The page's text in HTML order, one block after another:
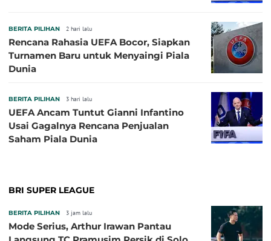
BERITA PILIHAN 2 hari lalu
Rencana Rahasia UEFA Bocor, Siapkan
Turnamen Baru untuk Menyaingi Piala
Dunia
BERITA PILIHAN 3 hari lalu
UEFA Ancam Tuntut Gianni Infantino
Usai Gagalnya Rencana Penjualan
Saham Piala Dunia
BRI SUPER LEAGUE
BERITA PILIHAN 3 jam lalu
Mode Serius, Arthur Irawan Pantau